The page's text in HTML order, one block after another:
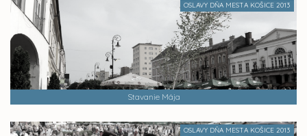
OSLAVY DŇA MESTA KOŠICE 2013
Stavanie Mája
OSLAVY DŇA MESTA KOŠICE 2013